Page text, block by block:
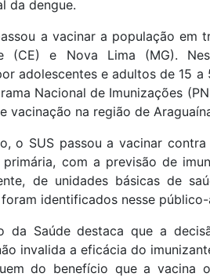
da dengue.
a vacinar a população em
(CE) e Nova Lima (MG).
adolescentes e adultos de 15
Nacional de Imunizações
vacinação na região de
o SUS passou a vacinar
com a previsão de
de unidades básicas de
identificados nesse
da Saúde destaca que a
invalida a eficácia do
do benefício que a vacina